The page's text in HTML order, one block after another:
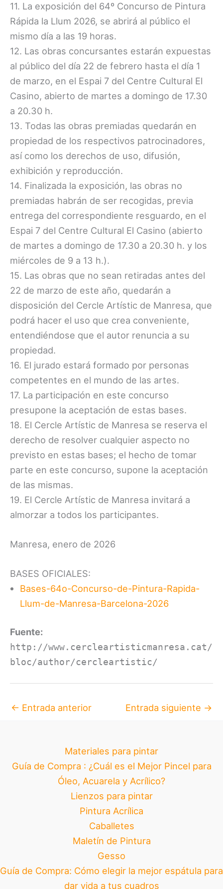
11. La exposición del 64º Concurso de Pintura
Rápida la Llum 2026, se abrirá al público el
mismo día a las 19 horas.
12. Las obras concursantes estarán expuestas
al público del día 22 de febrero hasta el día 1
de marzo, en el Espai 7 del Centre Cultural El
Casino, abierto de martes a domingo de 17.30
a 20.30 h.
13. Todas las obras premiadas quedarán en
propiedad de los respectivos patrocinadores,
así como los derechos de uso, difusión,
exhibición y reproducción.
14. Finalizada la exposición, las obras no
premiadas habrán de ser recogidas, previa
entrega del correspondiente resguardo, en el
Espai 7 del Centre Cultural El Casino (abierto
de martes a domingo de 17.30 a 20.30 h. y los
miércoles de 9 a 13 h.).
15. Las obras que no sean retiradas antes del
22 de marzo de este año, quedarán a
disposición del Cercle Artístic de Manresa, que
podrá hacer el uso que crea conveniente,
entendiéndose que el autor renuncia a su
propiedad.
16. El jurado estará formado por personas
competentes en el mundo de las artes.
17. La participación en este concurso
presupone la aceptación de estas bases.
18. El Cercle Artístic de Manresa se reserva el
derecho de resolver cualquier aspecto no
previsto en estas bases; el hecho de tomar
parte en este concurso, supone la aceptación
de las mismas.
19. El Cercle Artístic de Manresa invitará a
almorzar a todos los participantes.
Manresa, enero de 2026
BASES OFICIALES:
Bases-64o-Concurso-de-Pintura-Rapida-
Llum-de-Manresa-Barcelona-2026
Fuente:
http://www.cercleartisticmanresa.cat/
bloc/author/cercleartistic/
← Entrada anterior Entrada siguiente →
Materiales para pintar
Guía de Compra : ¿Cuál es el Mejor Pincel para
Óleo, Acuarela y Acrílico?
Lienzos para pintar
Pintura Acrílica
Caballetes
Maletín de Pintura
Gesso
Guía de Compra: Cómo elegir la mejor espátula para
dar vida a tus cuadros